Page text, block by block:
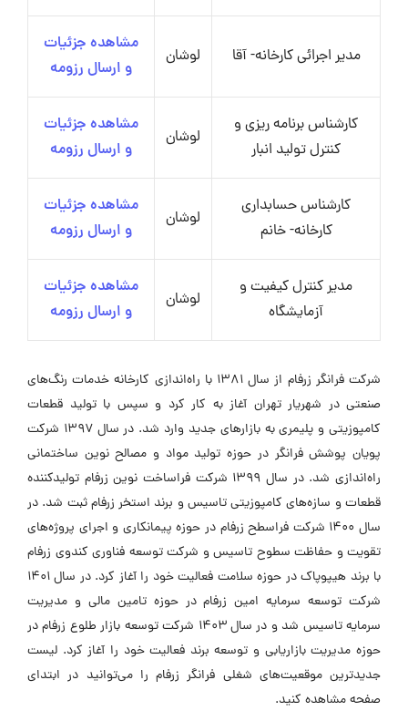
مدیر اجرائی کارخانه- آقا لوشان
مشاهده جزئیات
و ارسال رزومه
کارشناس برنامه ریزی و
کنترل تولید انبار
لوشان
مشاهده جزئیات
و ارسال رزومه
کارشناس حسابداری
کارخانه- خانم
لوشان
مشاهده جزئیات
و ارسال رزومه
مدیر کنترل کیفیت و
آزمایشگاه
لوشان
مشاهده جزئیات
و ارسال رزومه
شرکت فرانگر زرفام از سال ۱۳۸۱ با راه‌اندازی کارخانه خدمات رنگ‌های
صنعتی در شهریار تهران آغاز به کار کرد و سپس با تولید قطعات
کامپوزیتی و پلیمری به بازارهای جدید وارد شد. در سال ۱۳۹۷ شرکت
پویان پوشش فرانگر در حوزه تولید مواد و مصالح نوین ساختمانی
راه‌اندازی شد. در سال ۱۳۹۹ شرکت فراساخت نوین زرفام تولیدکننده
قطعات و سازه‌های کامپوزیتی تاسیس و برند استخر زرفام ثبت شد. در
سال ۱۴۰۰ شرکت فراسطح زرفام در حوزه پیمانکاری و اجرای پروژه‌های
تقویت و حفاظت سطوح تاسیس و شرکت توسعه فناوری کندوی زرفام
با برند هیپوپاک در حوزه سلامت فعالیت خود را آغاز کرد. در سال ۱۴۰۱
شرکت توسعه سرمایه امین زرفام در حوزه تامین مالی و مدیریت
سرمایه تاسیس شد و در سال ۱۴۰۳ شرکت توسعه بازار طلوع زرفام در
حوزه مدیریت بازاریابی و توسعه برند فعالیت خود را آغاز کرد. لیست
جدیدترین موقعیت‌های شغلی فرانگر زرفام را می‌توانید در ابتدای
صفحه مشاهده کنید.